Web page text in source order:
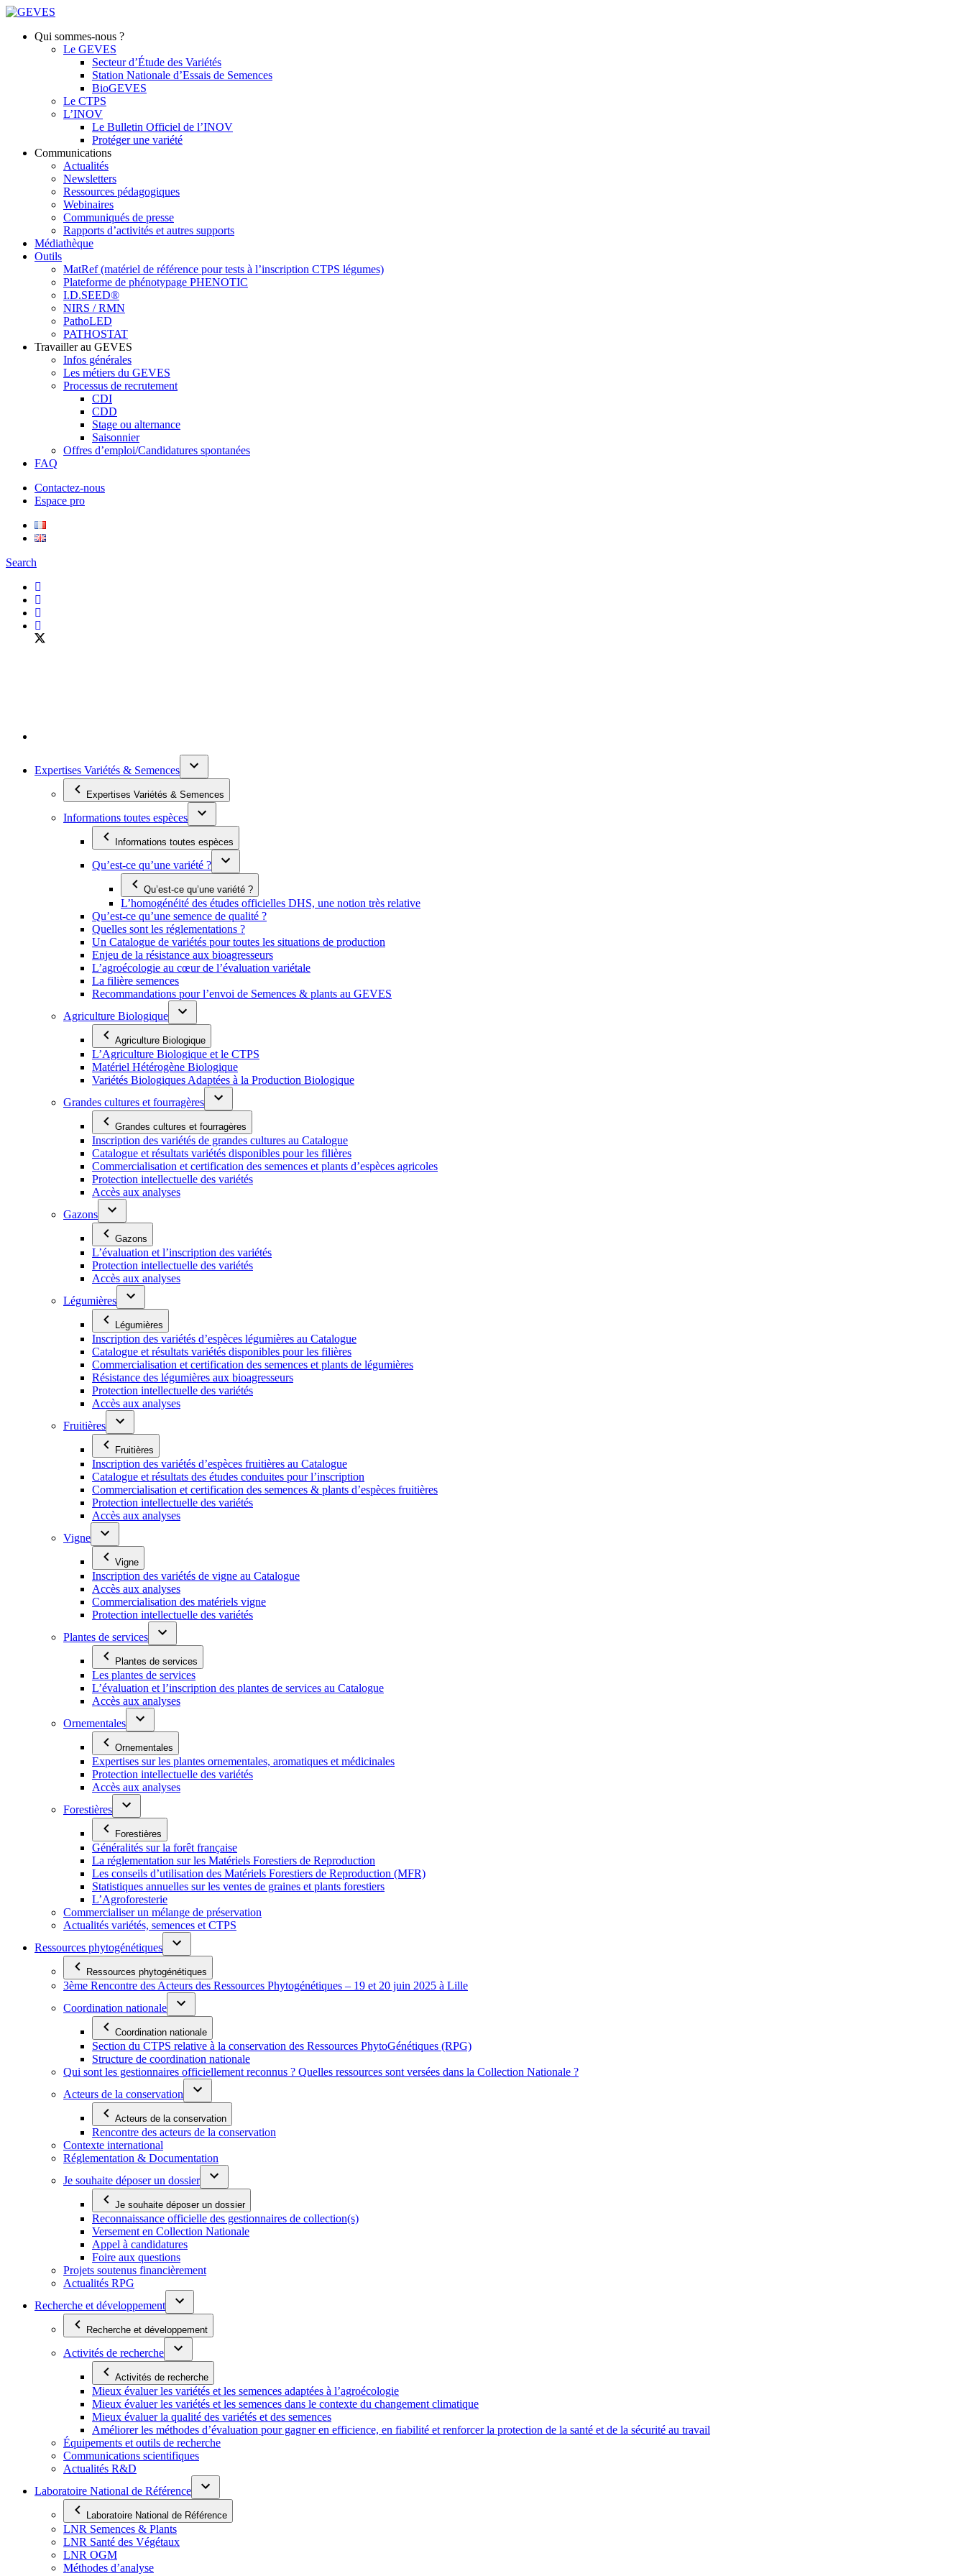
Qui sommes-nous ?
Le GEVES
Secteur d’Étude des Variétés
Station Nationale d’Essais de Semences
BioGEVES
Le CTPS
L’INOV
Le Bulletin Officiel de l’INOV
Protéger une variété
Communications
Actualités
Newsletters
Ressources pédagogiques
Webinaires
Communiqués de presse
Rapports d’activités et autres supports
Médiathèque
Outils
MatRef (matériel de référence pour tests à l’inscription CTPS légumes)
Plateforme de phénotypage PHENOTIC
I.D.SEED®
NIRS / RMN
PathoLED
PATHOSTAT
Travailler au GEVES
Infos générales
Les métiers du GEVES
Processus de recrutement
CDI
CDD
Stage ou alternance
Saisonnier
Offres d’emploi/Candidatures spontanées
FAQ
Contactez-nous
Espace pro
Search
Expertises Variétés & Semences
Expertises Variétés & Semences
Informations toutes espèces
Informations toutes espèces
Qu’est-ce qu’une variété ?
Qu’est-ce qu’une variété ?
L’homogénéité des études officielles DHS, une notion très relative
Qu’est-ce qu’une semence de qualité ?
Quelles sont les réglementations ?
Un Catalogue de variétés pour toutes les situations de production
Enjeu de la résistance aux bioagresseurs
L’agroécologie au cœur de l’évaluation variétale
La filière semences
Recommandations pour l’envoi de Semences & plants au GEVES
Agriculture Biologique
Agriculture Biologique
L’Agriculture Biologique et le CTPS
Matériel Hétérogène Biologique
Variétés Biologiques Adaptées à la Production Biologique
Grandes cultures et fourragères
Grandes cultures et fourragères
Inscription des variétés de grandes cultures au Catalogue
Catalogue et résultats variétés disponibles pour les filières
Commercialisation et certification des semences et plants d’espèces agricoles
Protection intellectuelle des variétés
Accès aux analyses
Gazons
Gazons
L’évaluation et l’inscription des variétés
Protection intellectuelle des variétés
Accès aux analyses
Légumières
Légumières
Inscription des variétés d’espèces légumières au Catalogue
Catalogue et résultats variétés disponibles pour les filières
Commercialisation et certification des semences et plants de légumières
Résistance des légumières aux bioagresseurs
Protection intellectuelle des variétés
Accès aux analyses
Fruitières
Fruitières
Inscription des variétés d’espèces fruitières au Catalogue
Catalogue et résultats des études conduites pour l’inscription
Commercialisation et certification des semences & plants d’espèces fruitières
Protection intellectuelle des variétés
Accès aux analyses
Vigne
Vigne
Inscription des variétés de vigne au Catalogue
Accès aux analyses
Commercialisation des matériels vigne
Protection intellectuelle des variétés
Plantes de services
Plantes de services
Les plantes de services
L’évaluation et l’inscription des plantes de services au Catalogue
Accès aux analyses
Ornementales
Ornementales
Expertises sur les plantes ornementales, aromatiques et médicinales
Protection intellectuelle des variétés
Accès aux analyses
Forestières
Forestières
Généralités sur la forêt française
La réglementation sur les Matériels Forestiers de Reproduction
Les conseils d’utilisation des Matériels Forestiers de Reproduction (MFR)
Statistiques annuelles sur les ventes de graines et plants forestiers
L’Agroforesterie
Commercialiser un mélange de préservation
Actualités variétés, semences et CTPS
Ressources phytogénétiques
Ressources phytogénétiques
3ème Rencontre des Acteurs des Ressources Phytogénétiques – 19 et 20 juin 2025 à Lille
Coordination nationale
Coordination nationale
Section du CTPS relative à la conservation des Ressources PhytoGénétiques (RPG)
Structure de coordination nationale
Qui sont les gestionnaires officiellement reconnus ? Quelles ressources sont versées dans la Collection Nationale ?
Acteurs de la conservation
Acteurs de la conservation
Rencontre des acteurs de la conservation
Contexte international
Réglementation & Documentation
Je souhaite déposer un dossier
Je souhaite déposer un dossier
Reconnaissance officielle des gestionnaires de collection(s)
Versement en Collection Nationale
Appel à candidatures
Foire aux questions
Projets soutenus financièrement
Actualités RPG
Recherche et développement
Recherche et développement
Activités de recherche
Activités de recherche
Mieux évaluer les variétés et les semences adaptées à l’agroécologie
Mieux évaluer les variétés et les semences dans le contexte du changement climatique
Mieux évaluer la qualité des variétés et des semences
Améliorer les méthodes d’évaluation pour gagner en efficience, en fiabilité et renforcer la protection de la santé et de la sécurité au travail
Équipements et outils de recherche
Communications scientifiques
Actualités R&D
Laboratoire National de Référence
Laboratoire National de Référence
LNR Semences & Plants
LNR Santé des Végétaux
LNR OGM
Méthodes d’analyse